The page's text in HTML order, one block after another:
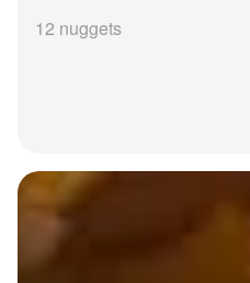
12 nuggets